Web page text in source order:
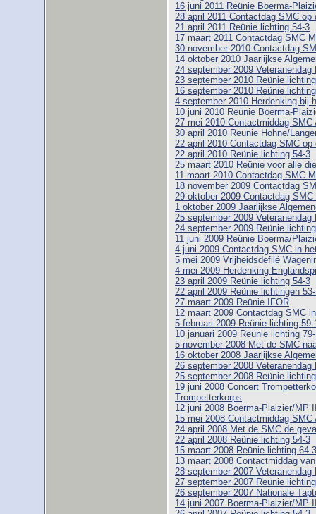
16 juni 2011 Reünie Boerma-
28 april 2011 Contactdag SMC
21 april 2011 Reünie lichting 54-3
17 maart 2011 Contactdag SMC
30 november 2010 Contactdag
14 oktober 2010 Jaarlijkse
24 september 2009
23 september 2010 Reünie
16 september 2010 Reünie
4 september 2010 Herdenking bij
10 juni 2010 Reünie Boerma-
27 mei 2010 Contactmiddag
30 april 2010 Reünie Hohne/
22 april 2010 Contactdag SMC
22 april 2010 Reünie lichting 54-3
25 maart 2010 Reünie voor alle
11 maart 2010 Contactdag SMC
18 november 2009 Contactdag
29 oktober 2009 Contactdag
1 oktober 2009 Jaarlijkse
25 september 2009
24 september 2009 Reünie
11 juni 2009 Reünie Boerma/
4 juni 2009 Contactdag SMC in
5 mei 2009 Vrijheidsdefilé
4 mei 2009 Herdenking
23 april 2009 Reünie lichting 54-3
22 april 2009 Reünie lichtingen
27 maart 2009 Reünie IFOR
12 maart 2009 Contactdag SMC
5 februari 2009 Reünie lichting
10 januari 2009 Reünie lichting
5 november 2008 Met de SMC
16 oktober 2008 Jaarlijkse
26 september 2008
25 september 2008 Reünie
19 juni 2008 Concert
Trompetterkorps
12 juni 2008 Boerma-Plaizier/MP
15 mei 2008 Contactmiddag
24 april 2008 Met de SMC de
22 april 2008 Reünie lichting 54-3
15 maart 2008 Reünie lichting 64-3
13 maart 2008 Contactmiddag
28 september 2007
27 september 2007 Reünie
26 september 2007 Nationale
14 juni 2007 Boerma-Plaizier/MP